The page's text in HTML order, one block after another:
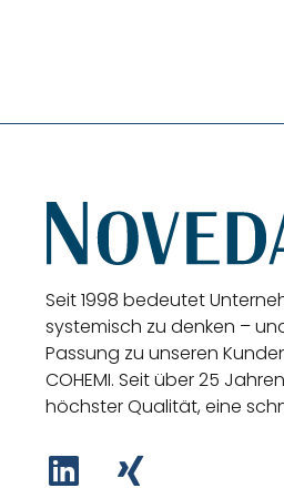
Seit 1998 bedeutet
systemisch zu denken –
Passung zu unseren
COHEMI. Seit über 25
höchster Qualität, eine